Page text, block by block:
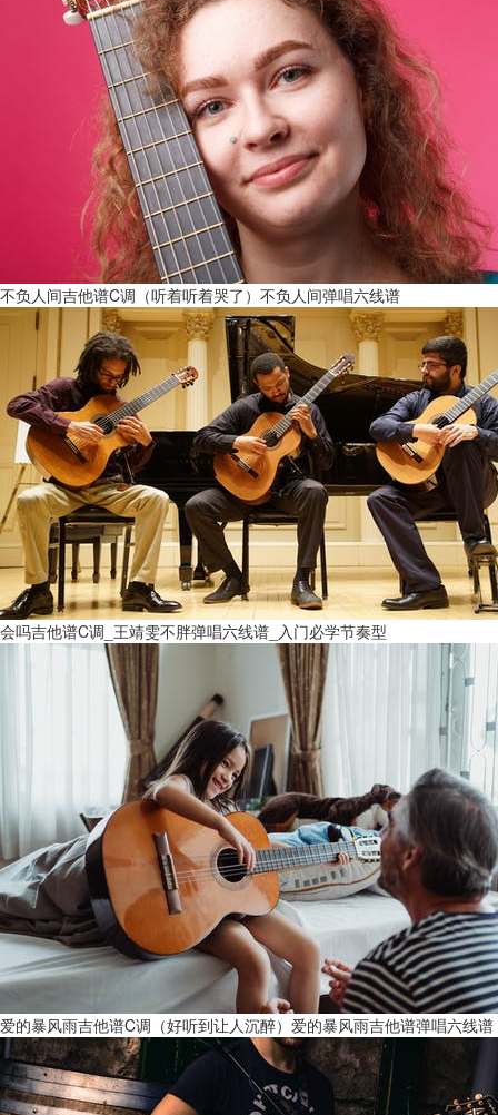
不负人间吉他谱C调（听着听着哭了）不负人间弹唱六线谱
会吗吉他谱C调_王靖雯不胖弹唱六线谱_入门必学节奏型
爱的暴风雨吉他谱C调（好听到让人沉醉）爱的暴风雨吉他谱弹唱六线谱